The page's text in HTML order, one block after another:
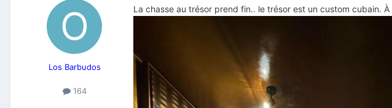
Los Barbudos
164
La chasse au trésor prend fin.. le trésor est un custom cubain.